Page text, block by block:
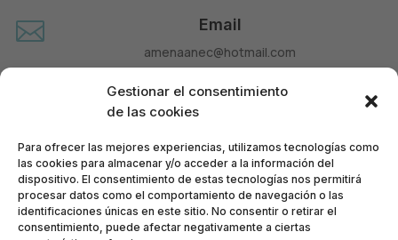
Gestionar el consentimiento
de las cookies
Para ofrecer las mejores experiencias, utilizamos tecnologías como
las cookies para almacenar y/o acceder a la información del
dispositivo. El consentimiento de estas tecnologías nos permitirá
procesar datos como el comportamiento de navegación o las
identificaciones únicas en este sitio. No consentir o retirar el
consentimiento, puede afectar negativamente a ciertas
 Email
amenaanec@hotmail.com
Teléfono
660 677 963